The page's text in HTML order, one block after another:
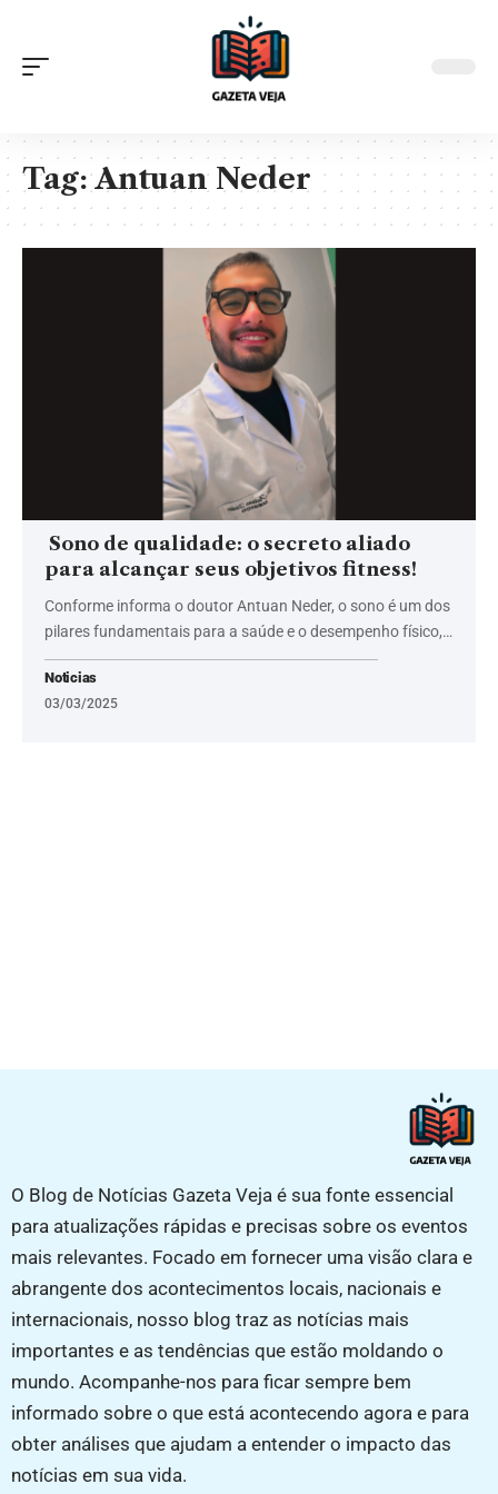
Tag:Antuan Neder
Sono de qualidade: o secreto aliado
para alcançar seus objetivos fitness!
Conforme informa o doutor Antuan Neder, o sono é um dos
pilares fundamentais para a saúde e o desempenho físico,…
Noticias
03/03/2025
O Blog de Notícias Gazeta Veja é sua fonte essencial
para atualizações rápidas e precisas sobre os eventos
mais relevantes. Focado em fornecer uma visão clara e
abrangente dos acontecimentos locais, nacionais e
internacionais, nosso blog traz as notícias mais
importantes e as tendências que estão moldando o
mundo. Acompanhe-nos para ficar sempre bem
informado sobre o que está acontecendo agora e para
obter análises que ajudam a entender o impacto das
notícias em sua vida.